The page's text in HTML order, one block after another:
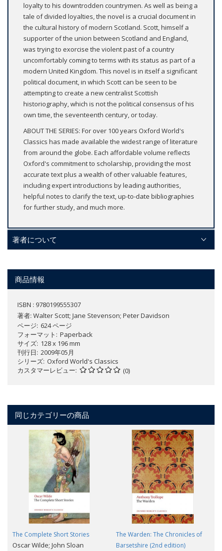
loyalty to his downtrodden countrymen. As well as being a
tale of divided loyalties, the novel is a crucial document in
the cultural history of modern Scotland. Scott, himself a
supporter of the union between Scotland and England,
was trying to exorcise the violent past of a country
uncomfortably coming to terms with its status as part of a
modern United Kingdom. This novel is in itself a significant
political document, in which Scott can be seen to be
attempting to create a new centralist Scottish
historiography, which is not the political consensus of his
own time, the seventeenth century, or today.
ABOUT THE SERIES: For over 100 years Oxford World's
Classics has made available the widest range of literature
from around the globe. Each affordable volume reflects
Oxford's commitment to scholarship, providing the most
accurate text plus a wealth of other valuable features,
including expert introductions by leading authorities,
helpful notes to clarify the text, up-to-date bibliographies
for further study, and much more.
著者について
商品情報
ISBN : 9780199555307
著者: Walter Scott; Jane Stevenson; Peter Davidson
ページ 624 ページ
フォーマット
Paperback
サイズ 128 x 196 mm
刊行日 2009年05月
シリーズ Oxford World's Classics
カスタマーレビュー
(0)
同じカテゴリーの商品
The Complete Short Stories
Oscar Wilde; John Sloan
The Warden: The Chronicles of
Barsetshire (2nd edition)